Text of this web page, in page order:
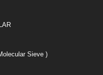
Sieve )